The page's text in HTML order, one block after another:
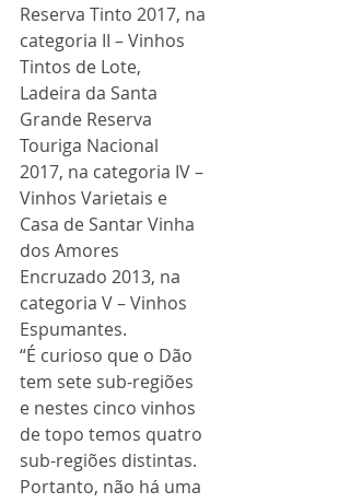
Reserva Tinto 2017, na
categoria II – Vinhos
Tintos de Lote,
Ladeira da Santa
Grande Reserva
Touriga Nacional
2017, na categoria IV –
Vinhos Varietais e
Casa de Santar Vinha
dos Amores
Encruzado 2013, na
categoria V – Vinhos
Espumantes.
“É curioso que o Dão
tem sete sub-regiões
e nestes cinco vinhos
de topo temos quatro
sub-regiões distintas.
Portanto, não há uma